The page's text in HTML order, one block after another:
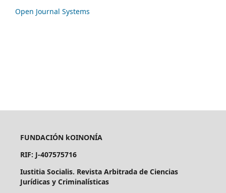
Open Journal Systems
FUNDACIÓN kOINONÍA
RIF: J-407575716
Iustitia Socialis. Revista Arbitrada de Ciencias
Jurídicas y Criminalísticas